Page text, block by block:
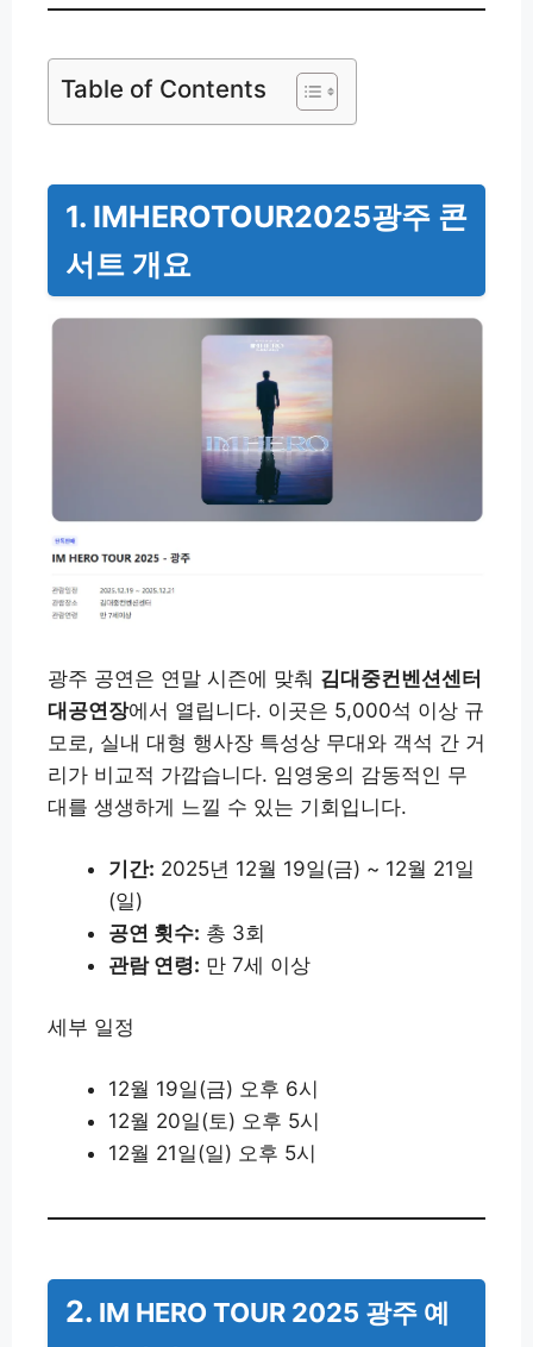
Table of Contents
1. IMHEROTOUR2025광주 콘
서트 개요
광주 공연은 연말 시즌에 맞춰 김대중컨벤션센터
대공연장에서 열립니다. 이곳은 5,000석 이상 규
모로, 실내 대형 행사장 특성상 무대와 객석 간 거
리가 비교적 가깝습니다. 임영웅의 감동적인 무
대를 생생하게 느낄 수 있는 기회입니다.
기간: 2025년 12월 19일(금) ~ 12월 21일
(일)
공연 횟수: 총 3회
관람 연령: 만 7세 이상
세부 일정
12월 19일(금) 오후 6시
12월 20일(토) 오후 5시
12월 21일(일) 오후 5시
2. IM HERO TOUR 2025 광주 예